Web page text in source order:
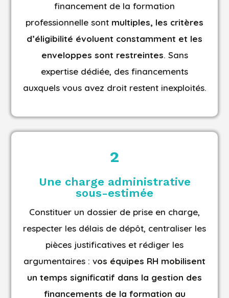
financement de la formation
professionnelle sont multiples, les critères
d’éligibilité évoluent constamment et les
enveloppes sont restreintes. Sans
expertise dédiée, des financements
auxquels vous avez droit restent inexploités.
2
Une charge administrative
sous-estimée
Constituer un dossier de prise en charge,
respecter les délais de dépôt, centraliser les
pièces justificatives et rédiger les
argumentaires : vos équipes RH mobilisent
un temps significatif dans la gestion des
financements de la formation au